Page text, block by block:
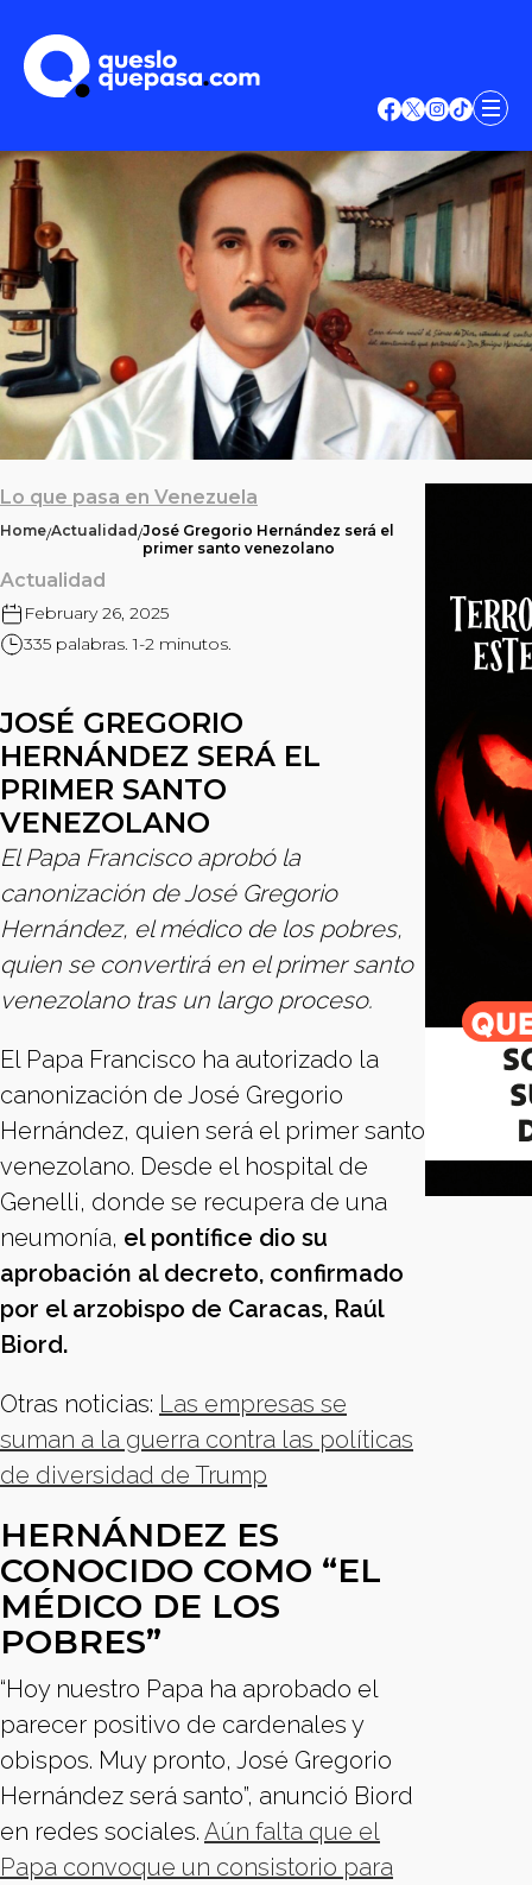
Lo que pasa en Venezuela
Home/Actualidad/José Gregorio Hernández será el
primer santo venezolano
Actualidad
February 26, 2025
335 palabras. 1-2 minutos.
JOSÉ GREGORIO
HERNÁNDEZ SERÁ EL
PRIMER SANTO
VENEZOLANO
El Papa Francisco aprobó la
canonización de José Gregorio
Hernández, el médico de los pobres,
quien se convertirá en el primer santo
venezolano tras un largo proceso.
El Papa Francisco ha autorizado la
canonización de José Gregorio
Hernández, quien será el primer santo
venezolano. Desde el hospital de
Genelli, donde se recupera de una
neumonía, el pontífice dio su
aprobación al decreto, confirmado
por el arzobispo de Caracas, Raúl
Biord.
Otras noticias: Las empresas se
suman a la guerra contra las políticas
de diversidad de Trump
HERNÁNDEZ ES
CONOCIDO COMO “EL
MÉDICO DE LOS
POBRES”
“Hoy nuestro Papa ha aprobado el
parecer positivo de cardenales y
obispos. Muy pronto, José Gregorio
Hernández será santo”, anunció Biord
en redes sociales. Aún falta que el
Papa convoque un consistorio para